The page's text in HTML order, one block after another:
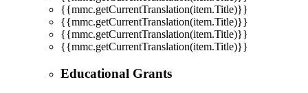
{{mmc.getCurrentTranslation(item.Title)}}
{{mmc.getCurrentTranslation(item.Title)}}
{{mmc.getCurrentTranslation(item.Title)}}
{{mmc.getCurrentTranslation(item.Title)}}
Educational Grants